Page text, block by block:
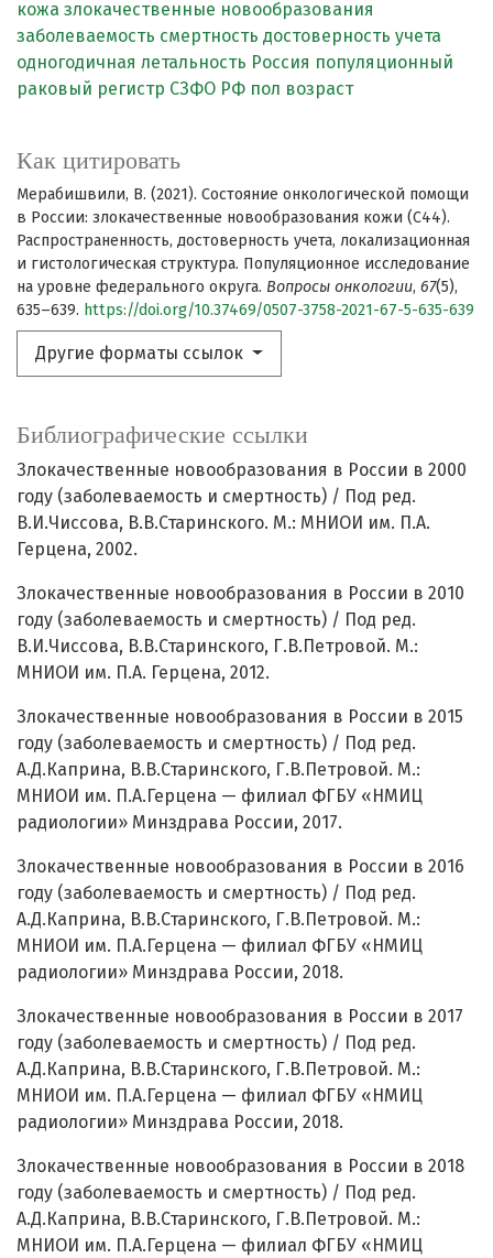
кожа злокачественные новообразования
заболеваемость смертность достоверность учета
одногодичная летальность Россия популяционный
раковый регистр СЗФО РФ пол возраст
Как цитировать
Мерабишвили, В. (2021). Состояние онкологической помощи
в России: злокачественные новообразования кожи (С44).
Распространенность, достоверность учета, локализационная
и гистологическая структура. Популяционное исследование
на уровне федерального округа. Вопросы онкологии, 67(5),
635–639. https://doi.org/10.37469/0507-3758-2021-67-5-635-639
Другие форматы ссылок
Библиографические ссылки
Злокачественные новообразования в России в 2000
году (заболеваемость и смертность) / Под ред.
В.И.Чиссова, В.В.Старинского. М.: МНИОИ им. П.А.
Герцена, 2002.
Злокачественные новообразования в России в 2010
году (заболеваемость и смертность) / Под ред.
В.И.Чиссова, В.В.Старинского, Г.В.Петровой. М.:
МНИОИ им. П.А. Герцена, 2012.
Злокачественные новообразования в России в 2015
году (заболеваемость и смертность) / Под ред.
А.Д.Каприна, В.В.Старинского, Г.В.Петровой. М.:
МНИОИ им. П.А.Герцена — филиал ФГБУ «НМИЦ
радиологии» Минздрава России, 2017.
Злокачественные новообразования в России в 2016
году (заболеваемость и смертность) / Под ред.
А.Д.Каприна, В.В.Старинского, Г.В.Петровой. М.:
МНИОИ им. П.А.Герцена — филиал ФГБУ «НМИЦ
радиологии» Минздрава России, 2018.
Злокачественные новообразования в России в 2017
году (заболеваемость и смертность) / Под ред.
А.Д.Каприна, В.В.Старинского, Г.В.Петровой. М.:
МНИОИ им. П.А.Герцена — филиал ФГБУ «НМИЦ
радиологии» Минздрава России, 2018.
Злокачественные новообразования в России в 2018
году (заболеваемость и смертность) / Под ред.
А.Д.Каприна, В.В.Старинского, Г.В.Петровой. М.:
МНИОИ им. П.А.Герцена — филиал ФГБУ «НМИЦ